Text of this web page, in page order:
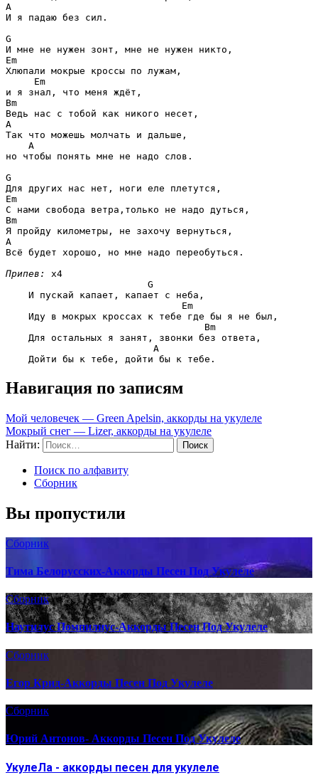
A
И я падаю без сил.
G
Em
Хлюпали мокрые кроссы по лужам,
Em
Bm
A
Так что можешь молчать и дальше,
A
но чтобы понять мне не надо слов.
G
Em
Bm
A
Всё будет хорошо, но мне надо переобуться.
Припев:
x4
G
    И пускай капает, капает с неба,
Em
    Иду в мокрых кроссах к тебе где бы я не был,
Bm
    Для остальных я занят, звонки без ответа,
A
Навигация по записям
Мой человечек — Green Apelsin, аккорды на укулеле
Мокрый снег — Lizer, аккорды на укулеле
Найти:
Поиск по алфавиту
Сборник
Вы пропустили
Сборник
Тима Белорусских-Аккорды Песен Под Укулеле
Сборник
Наутилус Помпилиус-Аккорды Песен Под Укулеле
Сборник
Егор Крид-Аккорды Песен Под Укулеле
Сборник
Юрий Антонов- Аккорды Песен Под Укулеле
УкулеЛа - аккорды песен для укулеле